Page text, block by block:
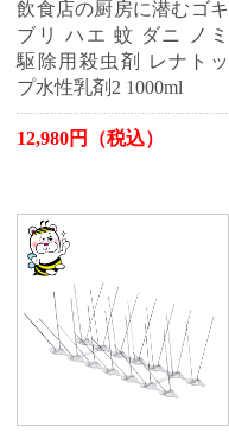
飲食店の厨房に潜むゴキ
ブリ ハエ 蚊 ダニ ノミ
駆除用殺虫剤 レナトッ
プ水性乳剤2 1000ml
12,980円（税込）